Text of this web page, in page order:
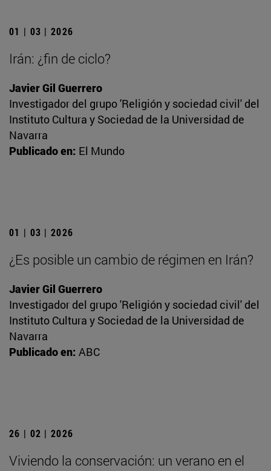
01 | 03 | 2026
Irán: ¿fin de ciclo?
Javier Gil Guerrero
Investigador del grupo 'Religión y sociedad civil' del
Instituto Cultura y Sociedad de la Universidad de
Navarra
Publicado en: El Mundo
01 | 03 | 2026
¿Es posible un cambio de régimen en Irán?
Javier Gil Guerrero
Investigador del grupo 'Religión y sociedad civil' del
Instituto Cultura y Sociedad de la Universidad de
Navarra
Publicado en: ABC
26 | 02 | 2026
Viviendo la conservación: un verano en el